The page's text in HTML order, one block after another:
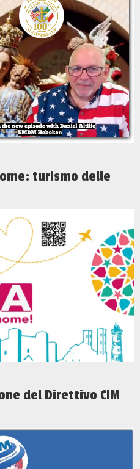
turismo delle
del Direttivo CIM